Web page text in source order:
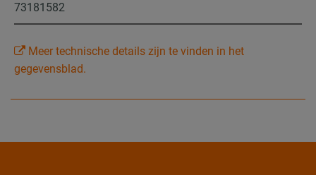
73181582
Meer technische details zijn te vinden in het
gegevensblad.